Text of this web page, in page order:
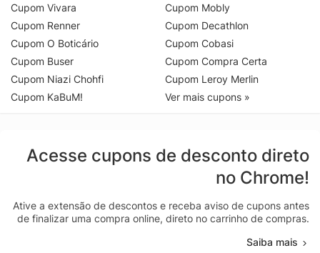
Cupom Vivara
Cupom Renner
Cupom O Boticário
Cupom Buser
Cupom Niazi Chohfi
Cupom KaBuM!
Cupom Mobly
Cupom Decathlon
Cupom Cobasi
Cupom Compra Certa
Cupom Leroy Merlin
Ver mais cupons »
Acesse cupons de desconto direto
no Chrome!
Ative a extensão de descontos e receba aviso de cupons antes
de finalizar uma compra online, direto no carrinho de compras.
Saiba mais